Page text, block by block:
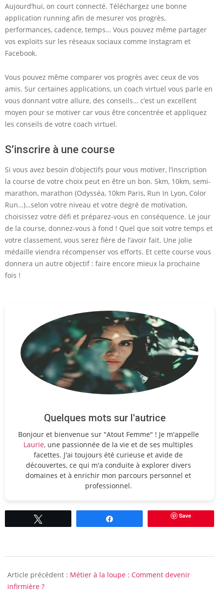
Aujourd’hui, on court connecté. Téléchargez une bonne
application running afin de mesurer vos progrès,
performances, cadence, temps… Vous pouvez même partager
vos exploits sur les réseaux sociaux comme Instagram et
Facebook.
Vous pouvez même comparer vos progrès avec ceux de vos
amis. Sur certaines applications, un coach virtuel vous parle en
vous donnant votre allure, des conseils… c’est un excellent
moyen pour se motiver car vous être concentrée et appliquez
les conseils de votre coach virtuel.
S’inscrire à une course
Si vous avez besoin d’objectifs pour vous motiver, l’inscription
la course de votre choix peut en être un bon. 5km, 10km, semi-
marathon, marathon (Odysséa, 10km Paris, Run In Lyon, Color
Run…)…selon votre niveau et votre degré de motivation,
choisissez votre défi et préparez-vous en conséquence. Le jour
de la course, donnez-vous à fond ! Quel que soit votre temps et
votre classement, vous serez fière de l’avoir fait. Une jolie
médaille viendra récompenser vos efforts. Et cette course vous
donnera un autre objectif : faire encore mieux la prochaine
fois !
Quelques mots sur l'autrice
Bonjour et bienvenue sur "Atout Femme" ! Je m'appelle
Laurie, une passionnée de la vie et de ses multiples
facettes. J'ai toujours été curieuse et avide de
découvertes, ce qui m'a conduite à explorer divers
domaines et à enrichir mon parcours personnel et
professionnel.
Save
01-
21
Article précédent : Métier à la loupe : Comment devenir
infirmière ?